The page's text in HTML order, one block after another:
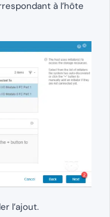
à l’hôte
l’ajout.